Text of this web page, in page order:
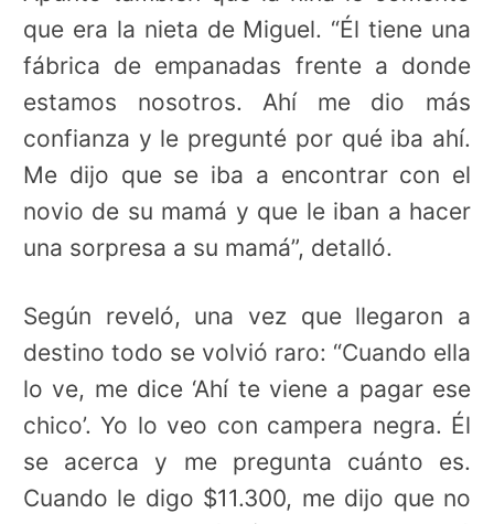
que era la nieta de Miguel. “Él tiene una
fábrica de empanadas frente a donde
estamos nosotros. Ahí me dio más
confianza y le pregunté por qué iba ahí.
Me dijo que se iba a encontrar con el
novio de su mamá y que le iban a hacer
una sorpresa a su mamá”, detalló.
Según reveló, una vez que llegaron a
destino todo se volvió raro: “Cuando ella
lo ve, me dice ‘Ahí te viene a pagar ese
chico’. Yo lo veo con campera negra. Él
se acerca y me pregunta cuánto es.
Cuando le digo $11.300, me dijo que no